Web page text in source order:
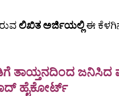
ಲಿಖಿತ ಅರ್ಜಿಯಲ್ಲಿಈ
ತಾಯ್ತನದಿಂದ ಜನಿಸಿದ
ಹೈಕೋರ್ಟ್